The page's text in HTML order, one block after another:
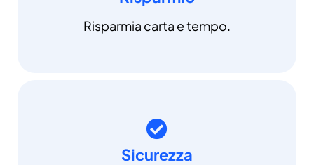
Risparmia carta e tempo.
Sicurezza